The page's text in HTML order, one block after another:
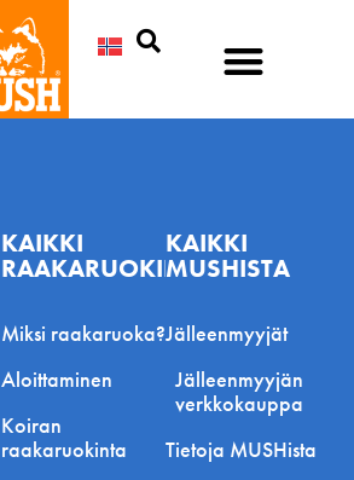
KAIKKI
RAAKARUOKINNASTA
Miksi raakaruoka?
Aloittaminen
Koiran
raakaruokinta
KAIKKI
MUSHISTA
Jälleenmyyjät
Jälleenmyyjän
verkkokauppa
Tietoja MUSHista